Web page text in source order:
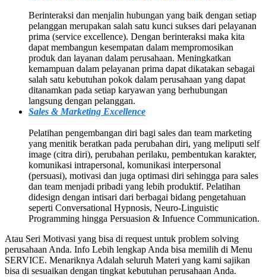
Berinteraksi dan menjalin hubungan yang baik dengan setiap
pelanggan merupakan salah satu kunci sukses dari pelayanan
prima (service excellence). Dengan berinteraksi maka kita
dapat membangun kesempatan dalam mempromosikan
produk dan layanan dalam perusahaan. Meningkatkan
kemampuan dalam pelayanan prima dapat dikatakan sebagai
salah satu kebutuhan pokok dalam perusahaan yang dapat
ditanamkan pada setiap karyawan yang berhubungan
langsung dengan pelanggan.
Sales & Marketing Excellence
Pelatihan pengembangan diri bagi sales dan team marketing
yang menitik beratkan pada perubahan diri, yang meliputi self
image (citra diri), perubahan perilaku, pembentukan karakter,
komunikasi intrapersonal, komunikasi interpersonal
(persuasi), motivasi dan juga optimasi diri sehingga para sales
dan team menjadi pribadi yang lebih produktif. Pelatihan
didesign dengan intisari dari berbagai bidang pengetahuan
seperti Conversational Hypnosis, Neuro-Linguistic
Programming hingga Persuasion & Infuence Communication.
Atau Seri Motivasi yang bisa di request untuk problem solving
perusahaan Anda. Info Lebih lengkap Anda bisa memilih di Menu
SERVICE. Menariknya Adalah seluruh Materi yang kami sajikan
bisa di sesuaikan dengan tingkat kebutuhan perusahaan Anda.